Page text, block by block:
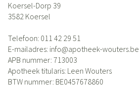
Koersel-Dorp 39
3582 Koersel
Telefoon: 011 42 29 51
E-mailadres: info@apotheek-wouters.be
APB nummer: 713003
Apotheek titularis: Leen Wouters
BTW nummer: BE0457678860